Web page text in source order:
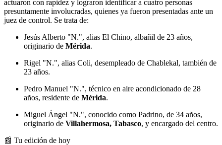
actuaron con rapidez y lograron identificar a cuatro personas
presuntamente involucradas, quienes ya fueron presentadas ante un
juez de control. Se trata de:
Jesús Alberto "N.", alias El Chino, albañil de 23 años,
originario de Mérida.
Rigel "N.", alias Coli, desempleado de Chablekal, también de
23 años.
Pedro Manuel "N.", técnico en aire acondicionado de 28
años, residente de Mérida.
Miguel Ángel "N.", conocido como Padrino, de 34 años,
originario de Villahermosa, Tabasco, y encargado del centro.
📰 Tu edición de hoy